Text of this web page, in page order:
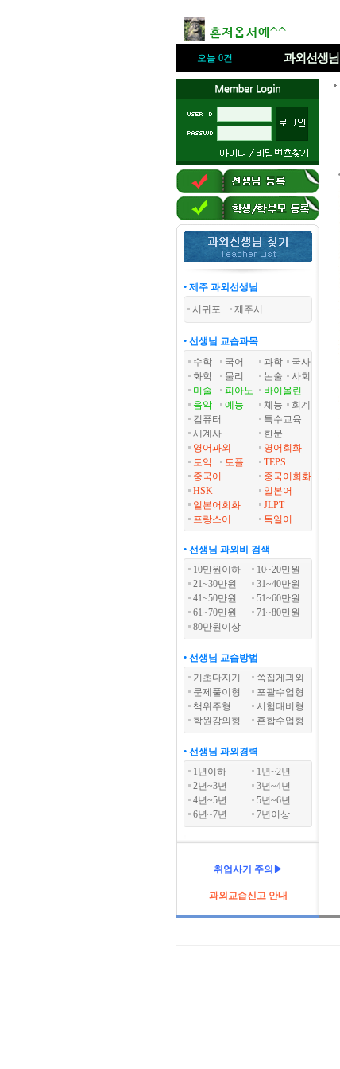
오늘 0건 과외선생님
• 제주 과외선생님
서귀포
제주시
• 선생님 교습과목
수학
국어 과학
국사
화학
물리 논술
사회
미술
피아노
바이올린
음악
예능 체능
회계
컴퓨터
특수교육
세계사
한문
영어과외
영어회화
토익
토플
TEPS
중국어
중국어회화
HSK
일본어
일본어회화
JLPT
프랑스어
독일어
• 선생님 과외비 검색
10만원이하
10~20만원
21~30만원
31~40만원
41~50만원
51~60만원
61~70만원
71~80만원
80만원이상
• 선생님 교습방법
기초다지기
쪽집게과외
문제풀이형
포괄수업형
책위주형
시험대비형
학원강의형
혼합수업형
• 선생님 과외경력
1년이하
1년~2년
2년~3년
3년~4년
4년~5년
5년~6년
6년~7년
7년이상
취업사기 주의▶
과외교습신고 안내